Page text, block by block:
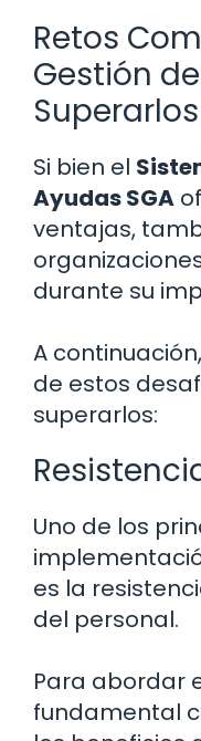
Retos
Gestión
Superarlos
Si bien el
Ayudas SGA
ventajas,
durante su
A
de estos
superarlos:
Uno de los
es la
del personal.
Para abordar
fundamental